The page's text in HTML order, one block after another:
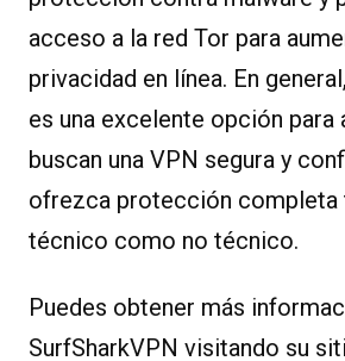
acceso a la red Tor para
privacidad en línea. En
es una excelente opción para
buscan una VPN segura y
ofrezca protección completa
técnico como no técnico.
Puedes obtener más
SurfSharkVPN visitando su